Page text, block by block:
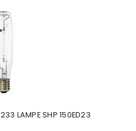
LAMPE SHP 150ED23